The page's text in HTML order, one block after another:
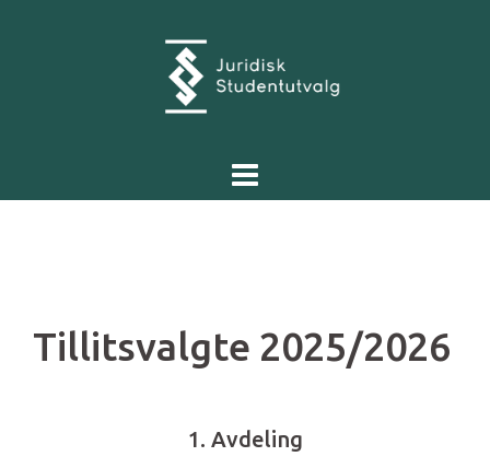
Tillitsvalgte 2025/2026
1. Avdeling